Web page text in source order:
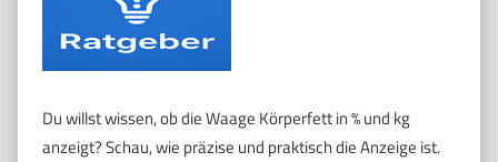
Du willst wissen, ob die Waage Körperfett in % und kg
anzeigt? Schau, wie präzise und praktisch die Anzeige ist.